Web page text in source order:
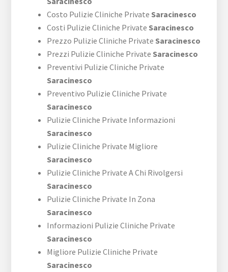
Costo Pulizie Cliniche Private Saracinesco
Costi Pulizie Cliniche Private Saracinesco
Prezzo Pulizie Cliniche Private Saracinesco
Prezzi Pulizie Cliniche Private Saracinesco
Preventivi Pulizie Cliniche Private
Saracinesco
Preventivo Pulizie Cliniche Private
Saracinesco
Pulizie Cliniche Private Informazioni
Saracinesco
Pulizie Cliniche Private Migliore
Saracinesco
Pulizie Cliniche Private A Chi Rivolgersi
Saracinesco
Pulizie Cliniche Private In Zona
Saracinesco
Informazioni Pulizie Cliniche Private
Saracinesco
Migliore Pulizie Cliniche Private
Saracinesco